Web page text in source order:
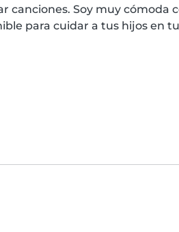
canciones. Soy muy cómoda
para cuidar a tus hijos en